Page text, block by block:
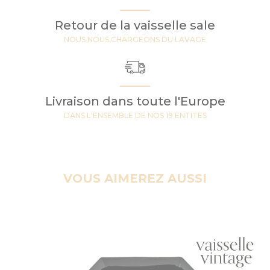
Retour de la vaisselle sale
NOUS NOUS CHARGEONS DU LAVAGE
Livraison dans toute l'Europe
DANS L'ENSEMBLE DE NOS 19 ENTITES
VOUS AIMEREZ AUSSI